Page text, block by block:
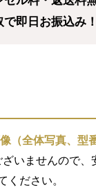
即日お振込み！
（全体写真、型
いませんので
ください。